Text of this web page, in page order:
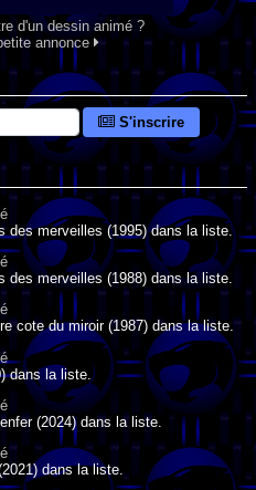
d'un dessin animé ?
annonce
S'inscrire
des merveilles (1995) dans la liste.
merveilles (1988) dans la liste.
cote du miroir (1987) dans la liste.
dans la liste.
(2024) dans la liste.
dans la liste.